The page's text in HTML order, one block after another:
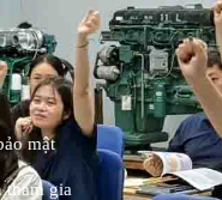
mật
tham gia